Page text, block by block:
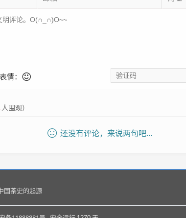
表情：
人围观）
还没有评论，来说两句吧...
国茶史的起源